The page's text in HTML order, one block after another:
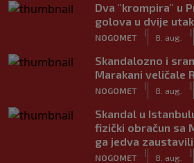
Dva "krompira" u
golova u dvije
NOGOMET
|
8. aug.
|
Skandalozno i
Marakani veličale
NOGOMET
|
8. aug.
|
Skandal u
fizički obračun sa
ga jedva zaustavili
NOGOMET
|
8. aug.
|